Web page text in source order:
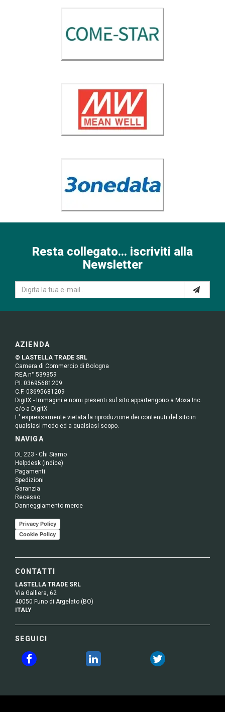
Resta collegato... iscriviti alla
Newsletter
AZIENDA
© LASTELLA TRADE SRL
Camera di Commercio di Bologna
REA n° 539359
P.I. 03695681209
C.F. 03695681209
DigitX - Immagini e nomi presenti sul sito appartengono a Moxa Inc.
e/o a DigitX
E' espressamente vietata la riproduzione dei contenuti del sito in
qualsiasi modo ed a qualsiasi scopo.
NAVIGA
DL 223 - Chi Siamo
Helpdesk (indice)
Pagamenti
Spedizioni
Garanzia
Recesso
Danneggiamento merce
Privacy Policy
Cookie Policy
CONTATTI
LASTELLA TRADE SRL
Via Galliera, 62
40050 Funo di Argelato (BO)
ITALY
SEGUICI